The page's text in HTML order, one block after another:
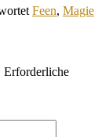
Feen, Magie
Erforderliche